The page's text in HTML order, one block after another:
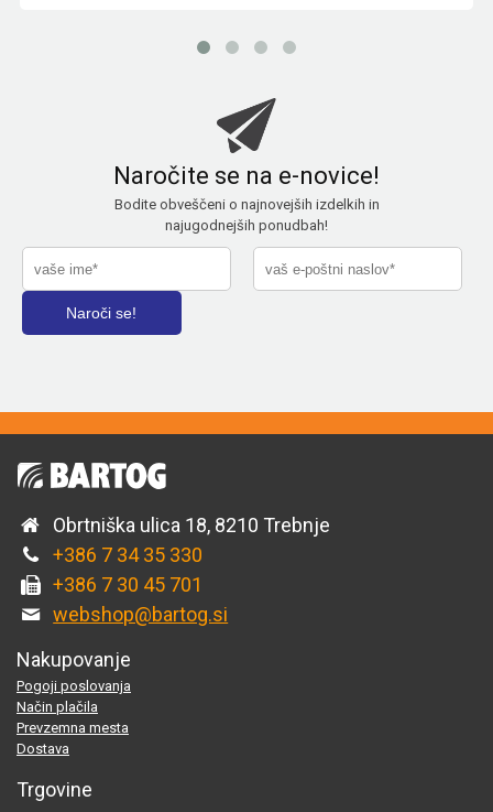
Naročite se na e-novice!
Bodite obveščeni o najnovejših izdelkih in
najugodnejših ponudbah!
Obrtniška ulica 18, 8210 Trebnje
+386 7 34 35 330
+386 7 30 45 701
webshop@bartog.si
Nakupovanje
Pogoji poslovanja
Način plačila
Prevzemna mesta
Dostava
Trgovine